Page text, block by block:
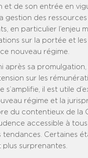
et de son entrée en
gestion des ressources
en particulier l’enjeu
sur la portée et
nouveau régime.
après sa
sur les
s’amplifie, il est utile
régime et la
du contentieux de la
accessible à
tendances. Certaines
plus surprenantes.